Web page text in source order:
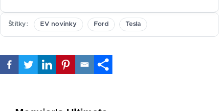
Štítky EV novinky Ford Tesla